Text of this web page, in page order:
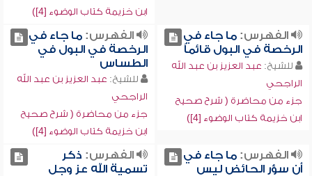
ابن خزيمة كتاب الوضوء [4])
الفهرس:ما جاء في
الرخصة في البول قائماً
للشيخ: عبد العزيز بن عبد الله
الراجحي
جزء من محاضرة ( شرح صحيح
ابن خزيمة كتاب الوضوء [4])
الفهرس:ما جاء في
الرخصة في البول في
الطساس
للشيخ: عبد العزيز بن عبد الله
الراجحي
جزء من محاضرة ( شرح صحيح
ابن خزيمة كتاب الوضوء [4])
الفهرس:ما جاء في
أن سؤر الحائض ليس
الفهرس: ذكر
تسمية الله عز وجل